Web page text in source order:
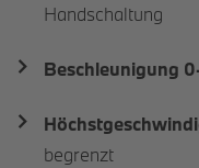
Handschaltung
Beschleunigung
begrenzt